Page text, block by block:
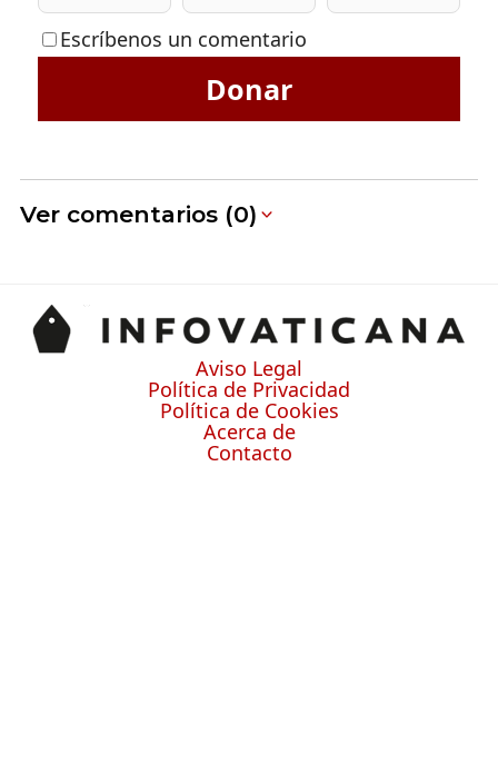
Escríbenos un comentario
Donar
Ver comentarios (0)
Aviso Legal
Política de Privacidad
Política de Cookies
Acerca de
Contacto